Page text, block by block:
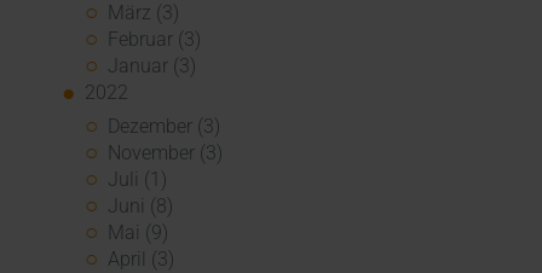
März (3)
Februar (3)
Januar (3)
2022
Dezember (3)
November (3)
Juli (1)
Juni (8)
Mai (9)
April (3)